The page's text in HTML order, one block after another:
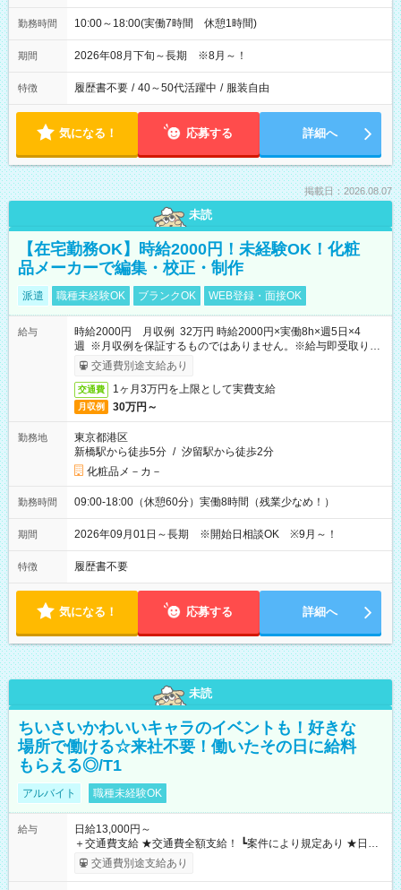
勤務時間 10:00～18:00(実働7時間 休憩1時間)
期間 2026年08月下旬～長期 ※8月～！
特徴 履歴書不要 / 40～50代活躍中 / 服装自由
気になる！ 応募する 詳細へ
掲載日：2026.08.07
未読
【在宅勤務OK】時給2000円！未経験OK！化粧
品メーカーで編集・校正・制作
派遣 職種未経験OK ブランクOK WEB登録・面接OK
給与
時給2000円 月収例 32万円 時給2000円×実働8h×週5日×4
週 ※月収例を保証するものではありません。※給与即受取りサ
ービス利用可（利用条件有）
交通費別途支給あり
交通費 1ヶ月3万円を上限として実費支給
月収例 30万円～
勤務地
東京都港区
新橋駅から徒歩5分 / 汐留駅から徒歩2分
化粧品メ－カ－
勤務時間 09:00-18:00（休憩60分）実働8時間（残業少なめ！）
期間 2026年09月01日～長期 ※開始日相談OK ※9月～！
特徴 履歴書不要
気になる！ 応募する 詳細へ
未読
ちいさいかわいいキャラのイベントも！好きな
場所で働ける☆来社不要！働いたその日に給料
もらえる◎/T1
アルバイト 職種未経験OK
給与
日給13,000円～
＋交通費支給 ★交通費全額支給！ ┗案件により規定あり ★日払
いOK！（規定あり） ┗働いたその日に現金GET♪ お仕事後はコ
ンビニATMから 日払い分を引き落とせます！ 【試用期間】試
交通費別途支給あり